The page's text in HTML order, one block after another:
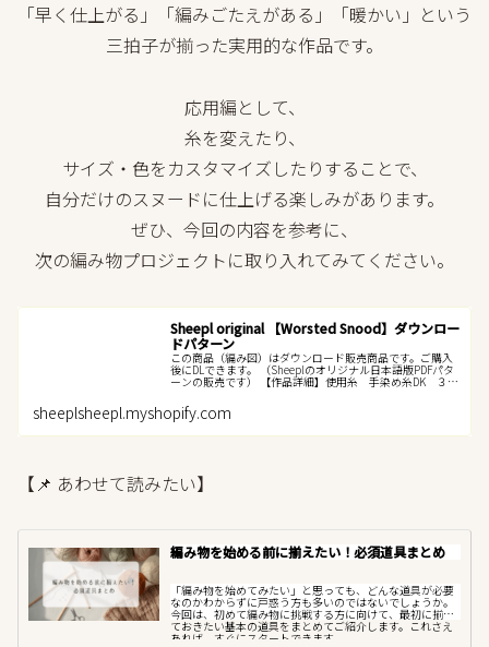
「早く仕上がる」「編みごたえがある」「暖かい」という
三拍子が揃った実用的な作品です。
応用編として、
糸を変えたり、
サイズ・色をカスタマイズしたりすることで、
自分だけのスヌードに仕上げる楽しみがあります。
ぜひ、今回の内容を参考に、
次の編み物プロジェクトに取り入れてみてください。
Sheepl original 【Worsted Snood】ダウンロー
ドパターン
この商品（編み図）はダウンロード販売商品です。ご購入
後にDLできます。 （Sheeplのオリジナル日本語版PDFパタ
ーンの販売です） 【作品詳細】使用糸 手染め糸DK ３か
（100g） ...
sheeplsheepl.myshopify.com
【📌 あわせて読みたい】
編み物を始める前に揃えたい！必須道具まとめ
「編み物を始めてみたい」と思っても、どんな道具が必要
なのかわからずに戸惑う方も多いのではないでしょうか。
今回は、初めて編み物に挑戦する方に向けて、最初に揃え
ておきたい基本の道具をまとめてご紹介します。これさえ
あれば、すぐにスタートできます。...